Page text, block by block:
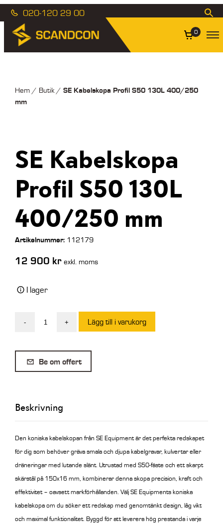
020-120 29 00
0
Hem/ Butik/ SE Kabelskopa Profil S50 130L 400/250
mm
SE Kabelskopa
Profil S50 130L
400/250 mm
Artikelnummer:112179
12 900 kr exkl. moms
I lager
-
Profil
S50
mm
mängd
+ Lägg till i varukorg
Be om offert
Beskrivning
Den koniska kabelskopan från SE Equipment är det perfekta redskapet
för dig som behöver gräva smala och djupa kabelgravar, kulvertar eller
dräneringar med lutande slänt. Utrustad med S50-fäste och ett skarpt
skärstål på 150x16 mm, kombinerar denna skopa precision, kraft och
effektivitet – oavsett markförhållanden. Välj SE Equipments koniska
kabelskopa om du söker ett redskap med genomtänkt design, låg vikt
och maximal funktionalitet. Byggd för att leverera hög prestanda i varje